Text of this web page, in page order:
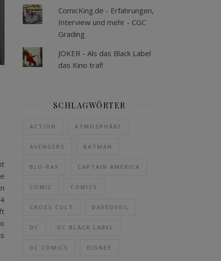
ComicKing.de - Erfahrungen,
Interview und mehr - CGC
Grading
JOKER - Als das Black Label
das Kino traf!
SCHLAGWÖRTER
ACTION ATMOSPHÄRE
AVENGERS BATMAN
BLU-RAY CAPTAIN AMERICA
COMIC COMICS
CROSS CULT DAREDEVIL
DC DC BLACK LABEL
DC COMICS DISNEY